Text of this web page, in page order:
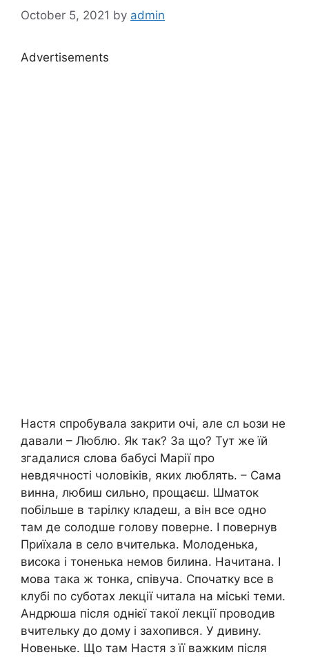
October 5, 2021 by admin
Advertisements
Настя спробувала закрити очі, але сл ьози не
давали – Люблю. Як так? За що? Тут же їй
згадалися слова бабусі Марії про
невдячності чоловіків, яких люблять. – Сама
винна, любиш сильно, прощаєш. Шматок
побільше в тарілку кладеш, а він все одно
там де солодше голову поверне. І повернув
Приїхала в село вчителька. Молоденька,
висока і тоненька немов билина. Начитана. І
мова така ж тонка, співуча. Спочатку все в
клубі по суботах лекції читала на міські теми.
Андрюша після однієї такої лекції проводив
вчительку до дому і захопився. У дивину.
Новеньке. Що там Настя з її важким після